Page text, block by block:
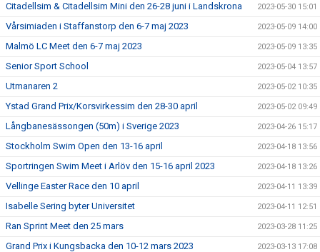
Citadellsim & Citadellsim Mini den 26-28 juni i Landskrona 2023-05-30 15:01
Vårsimiaden i Staffanstorp den 6-7 maj 2023 2023-05-09 14:00
Malmö LC Meet den 6-7 maj 2023 2023-05-09 13:35
Senior Sport School 2023-05-04 13:57
Utmanaren 2 2023-05-02 10:35
Ystad Grand Prix/Korsvirkessim den 28-30 april 2023-05-02 09:49
Långbanesässongen (50m) i Sverige 2023 2023-04-26 15:17
Stockholm Swim Open den 13-16 april 2023-04-18 13:56
Sportringen Swim Meet i Arlöv den 15-16 april 2023 2023-04-18 13:26
Vellinge Easter Race den 10 april 2023-04-11 13:39
Isabelle Sering byter Universitet 2023-04-11 12:51
Ran Sprint Meet den 25 mars 2023-03-28 11:25
Grand Prix i Kungsbacka den 10-12 mars 2023 2023-03-13 17:08